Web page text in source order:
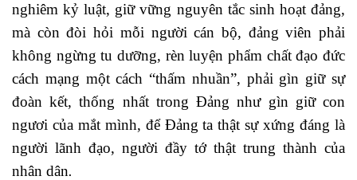
nghiêm kỷ luật, giữ vững nguyên tắc sinh hoạt đảng,
mà còn đòi hỏi mỗi người cán bộ, đảng viên phải
không ngừng tu dưỡng, rèn luyện phẩm chất đạo đức
cách mạng một cách “thấm nhuần”, phải gìn giữ sự
đoàn kết, thống nhất trong Đảng như gìn giữ con
ngươi của mắt mình, để Đảng ta thật sự xứng đáng là
người lãnh đạo, người đầy tớ thật trung thành của
nhân dân.